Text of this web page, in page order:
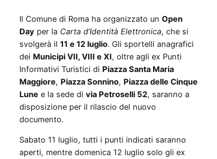
Il Comune di Roma ha organizzato un Open
Day per la Carta d’Identità Elettronica, che si
svolgerà il 11 e 12 luglio. Gli sportelli anagrafici
dei Municipi VII, VIII e XI, oltre agli ex Punti
Informativi Turistici di Piazza Santa Maria
Maggiore, Piazza Sonnino, Piazza delle Cinque
Lune e la sede di via Petroselli 52, saranno a
disposizione per il rilascio del nuovo
documento.
Sabato 11 luglio, tutti i punti indicati saranno
aperti, mentre domenica 12 luglio solo gli ex